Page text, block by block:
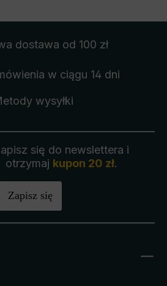
dostawa od 100 zł
w ciągu 14 dni
wysyłki
się do newslettera i
otrzymaj kupon 20 zł.
Zapisz się